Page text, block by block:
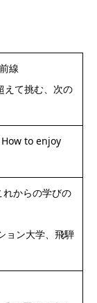
線
えて挑む、次の
How to enjoy
からの学びの
ョン大学、飛騨